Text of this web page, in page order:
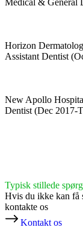
Medical & General
Horizon
Assistant Dentist
New Apollo
Dentist (Dec 2017-
Typisk stillede
Hvis du ikke kan få
kontakte os
Kontakt os